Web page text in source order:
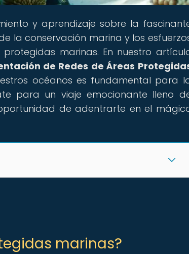
y aprendizaje sobre la
la conservación marina y los
marinas. En nuestro
de Redes de Áreas
océanos es fundamental para
para un viaje emocionante lleno
de adentrarte en el
marinas?